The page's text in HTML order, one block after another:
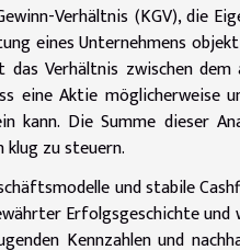
Verhältnis (KGV), die
eines Unternehmens
Verhältnis zwischen
eine Aktie möglicherweise
Die Summe dieser
klug zu steuern.
und stabile
Erfolgsgeschichte
Kennzahlen und